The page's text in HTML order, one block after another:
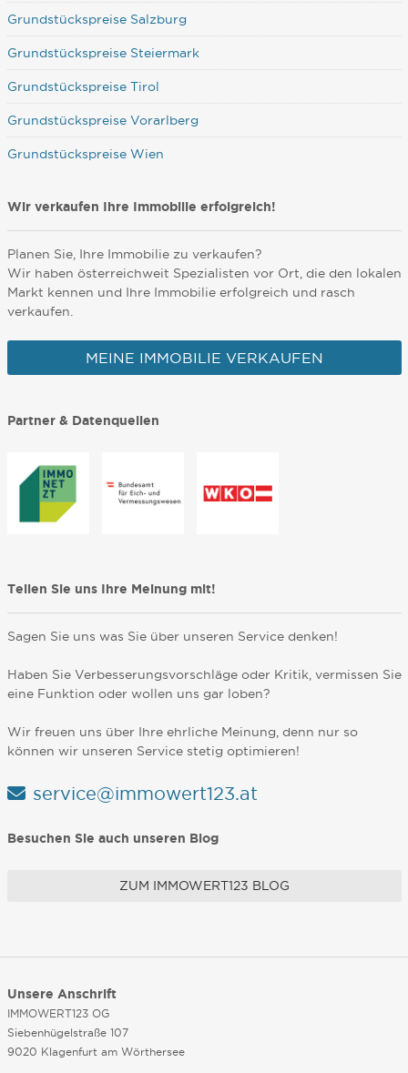
Grundstückspreise Salzburg
Grundstückspreise Steiermark
Grundstückspreise Tirol
Grundstückspreise Vorarlberg
Grundstückspreise Wien
Wir verkaufen Ihre Immobilie erfolgreich!
Planen Sie, Ihre Immobilie zu verkaufen?
Wir haben österreichweit Spezialisten vor Ort, die den lokalen
Markt kennen und Ihre Immobilie erfolgreich und rasch
verkaufen.
MEINE IMMOBILIE VERKAUFEN
Partner & Datenquellen
Teilen Sie uns Ihre Meinung mit!
Sagen Sie uns was Sie über unseren Service denken!
Haben Sie Verbesserungsvorschläge oder Kritik, vermissen Sie
eine Funktion oder wollen uns gar loben?
Wir freuen uns über Ihre ehrliche Meinung, denn nur so
können wir unseren Service stetig optimieren!
service@immowert123.at
Besuchen Sie auch unseren Blog
ZUM IMMOWERT123 BLOG
Unsere Anschrift
IMMOWERT123 OG
Siebenhügelstraße 107
9020 Klagenfurt am Wörthersee